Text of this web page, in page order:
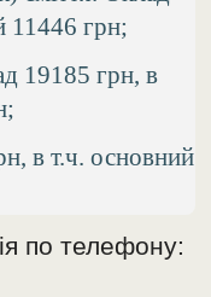
11446 грн;
19185 грн, в
в т.ч. основний
по телефону: